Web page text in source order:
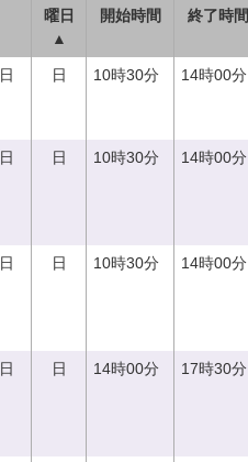
曜日
▲
開始時間 終了時間
日 10時30分 14時00分
日 10時30分 14時00分
日 10時30分 14時00分
日 14時00分 17時30分